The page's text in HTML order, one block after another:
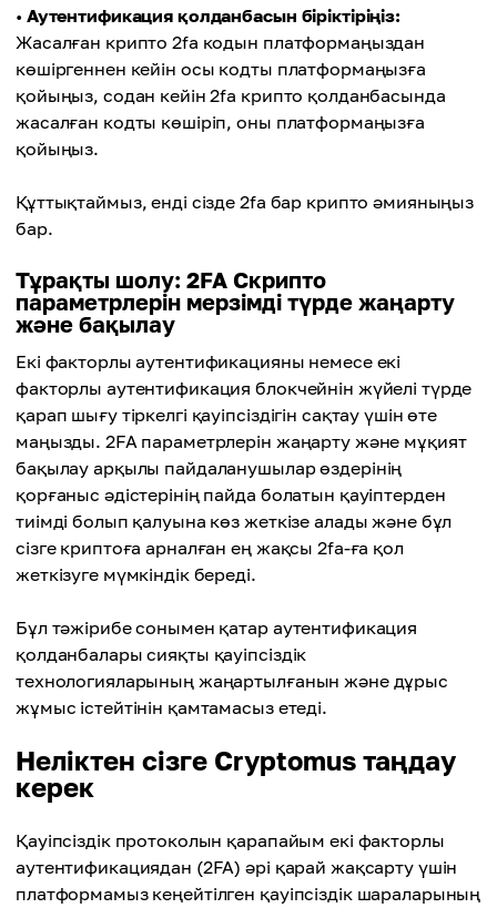
• Аутентификация қолданбасын біріктіріңіз:
Жасалған крипто 2fa кодын платформаңыздан
көшіргеннен кейін осы кодты платформаңызға
қойыңыз, содан кейін 2fa крипто қолданбасында
жасалған кодты көшіріп, оны платформаңызға
қойыңыз.
Құттықтаймыз, енді сізде 2fa бар крипто әмияныңыз
бар.
Тұрақты шолу: 2FA Скрипто
параметрлерін мерзімді түрде жаңарту
және бақылау
Екі факторлы аутентификацияны немесе екі
факторлы аутентификация блокчейнін жүйелі түрде
қарап шығу тіркелгі қауіпсіздігін сақтау үшін өте
маңызды. 2FA параметрлерін жаңарту және мұқият
бақылау арқылы пайдаланушылар өздерінің
қорғаныс әдістерінің пайда болатын қауіптерден
тиімді болып қалуына көз жеткізе алады және бұл
сізге криптоға арналған ең жақсы 2fa-ға қол
жеткізуге мүмкіндік береді.
Бұл тәжірибе сонымен қатар аутентификация
қолданбалары сияқты қауіпсіздік
технологияларының жаңартылғанын және дұрыс
жұмыс істейтінін қамтамасыз етеді.
Неліктен сізге Cryptomus таңдау
керек
Қауіпсіздік протоколын қарапайым екі факторлы
аутентификациядан (2FA) әрі қарай жақсарту үшін
платформамыз кеңейтілген қауіпсіздік шараларының